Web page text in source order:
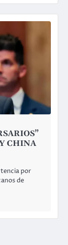
CHINA
por
de